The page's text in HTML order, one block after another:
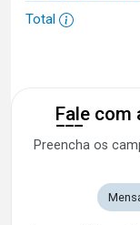
Total
Fale com
Preencha os